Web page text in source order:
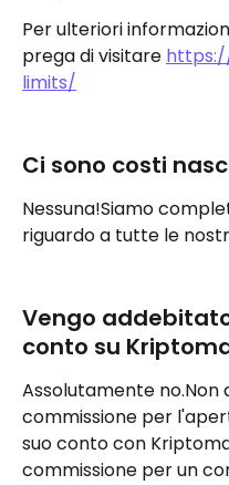
Per ulteriori
prega di visitare
limits/
Ci sono costi
Nessuna!Siamo
riguardo a tutte le
Vengo
conto su
Assolutamente
commissione per
suo conto con
commissione per un